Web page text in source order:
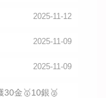
2025-11-12
2025-11-09
2025-11-09
金🥇10銀🥈